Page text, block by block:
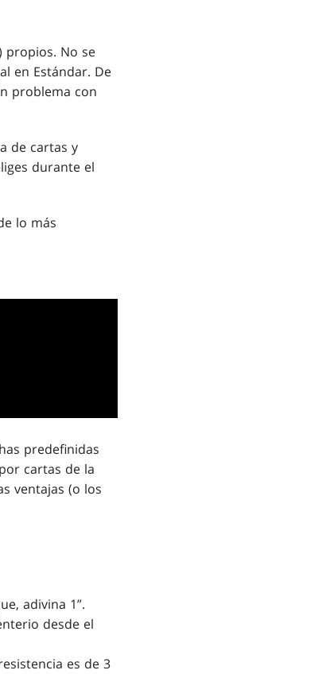
propios. No se
en Estándar. De
problema con
de cartas y
durante el
lo más
predefinidas
cartas de la
ventajas (o los
adivina 1”.
desde el
es de 3